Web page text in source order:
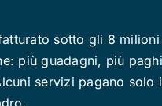
sotto gli 8
più guadagni, più
servizi pagano